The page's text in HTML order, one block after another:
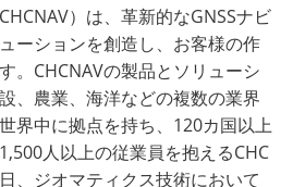
）は、革新的なGNSSナビ
ーションを創造し、お客様の作
。CHCNAVの製品とソリューシ
、農業、海洋などの複数の業界
界中に拠点を持ち、120カ国以上
人以上の従業員を抱えるCHC
、ジオマティクス技術において